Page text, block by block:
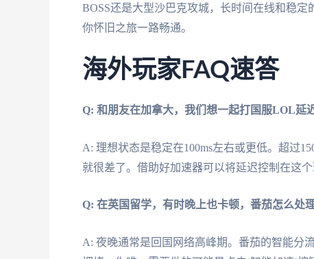
BOSS还是大型沙巴克攻城，长时间在线和稳
你怀旧之旅一路畅通。
海外玩家FAQ速答
Q: 和朋友在加拿大，我们想一起打国服LOL延
A: 理想状态是稳定在100ms左右或更低。超过
就很差了。借助好加速器可以将延迟控制在这个
Q: 在英国留学，有时晚上也卡顿，番茄怎么处理
A: 夜晚通常是回国网络高峰期。番茄的智能分